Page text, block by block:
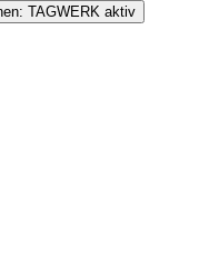
TAGWERK aktiv